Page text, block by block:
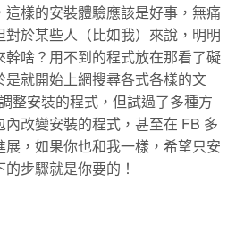
樣的安裝體驗應該是好事，無痛
於某些人（比如我）來說，明明
幹啥？用不到的程式放在那看了礙
就開始上網搜尋各式各樣的文
整安裝的程式，但試過了多種方
改變安裝的程式，甚至在 FB 多
，如果你也和我一樣，希望只安
步驟就是你要的！